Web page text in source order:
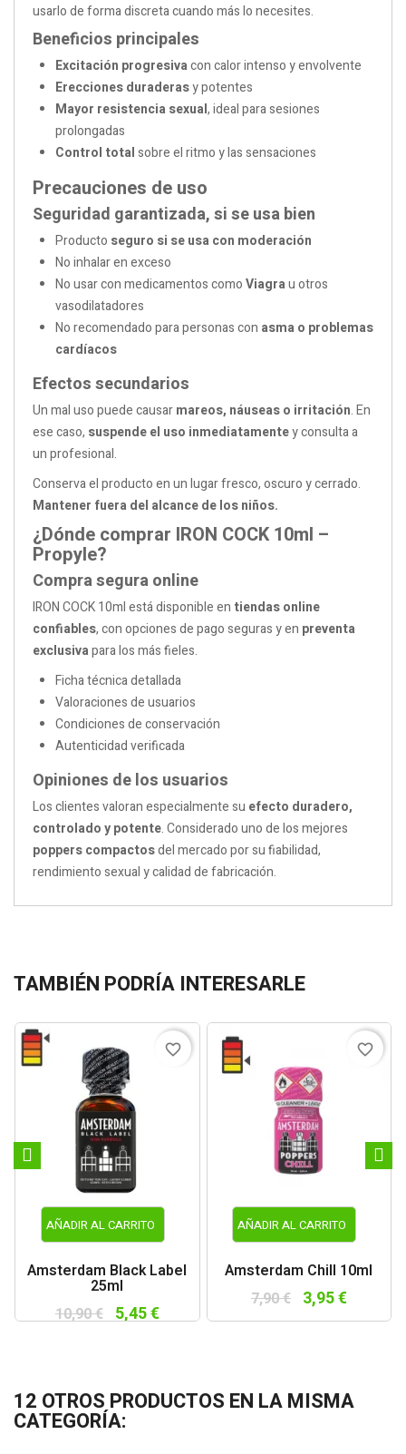
usarlo de forma discreta cuando más lo necesites.
Beneficios principales
Excitación progresivacon calor intenso y envolvente
Erecciones duraderasy potentes
Mayor resistencia sexual, ideal para sesiones
prolongadas
Control totalsobre el ritmo y las sensaciones
Precauciones de uso
Seguridad garantizada, si se usa bien
Producto seguro si se usa con moderación
No inhalar en exceso
No usar con medicamentos comoViagrau otros
vasodilatadores
No recomendado para personas con asma o problemas
cardíacos
Efectos secundarios
Un mal uso puede causarmareos, náuseas o irritación. En
ese caso, suspende el uso inmediatamentey consulta a
un profesional.
Conserva el producto en un lugar fresco, oscuro y cerrado.
Mantener fuera del alcance de los niños.
¿Dónde comprar IRON COCK 10ml –
Propyle?
Compra segura online
IRON COCK 10ml está disponible en tiendas online
confiables, con opciones de pago seguras y en preventa
exclusivapara los más fieles.
Ficha técnica detallada
Valoraciones de usuarios
Condiciones de conservación
Autenticidad verificada
Opiniones de los usuarios
Los clientes valoran especialmente su efecto duradero,
controlado y potente. Considerado uno de los mejores
poppers compactosdel mercado por su fiabilidad,
rendimiento sexual y calidad de fabricación.
TAMBIÉN PODRÍA INTERESARLE
AÑADIR AL CARRITO
Amsterdam Black Label
25ml
10,90 € 5,45 €
favorite_border
AÑADIR AL CARRITO
Amsterdam Chill 10ml
7,90 € 3,95 €
favorite_border
12 OTROS PRODUCTOS EN LA MISMA
CATEGORÍA: